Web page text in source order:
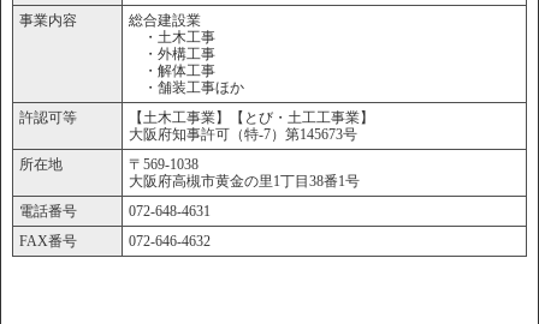
事業内容
総合建設業
・土木工事
・外構工事
・解体工事
・舗装工事ほか
許認可等
【土木工事業】【とび・土工工事業】
大阪府知事許可（特-7）第145673号
所在地
〒569-1038
大阪府高槻市黄金の里1丁目38番1号
電話番号
072-648-4631
FAX番号
072-646-4632